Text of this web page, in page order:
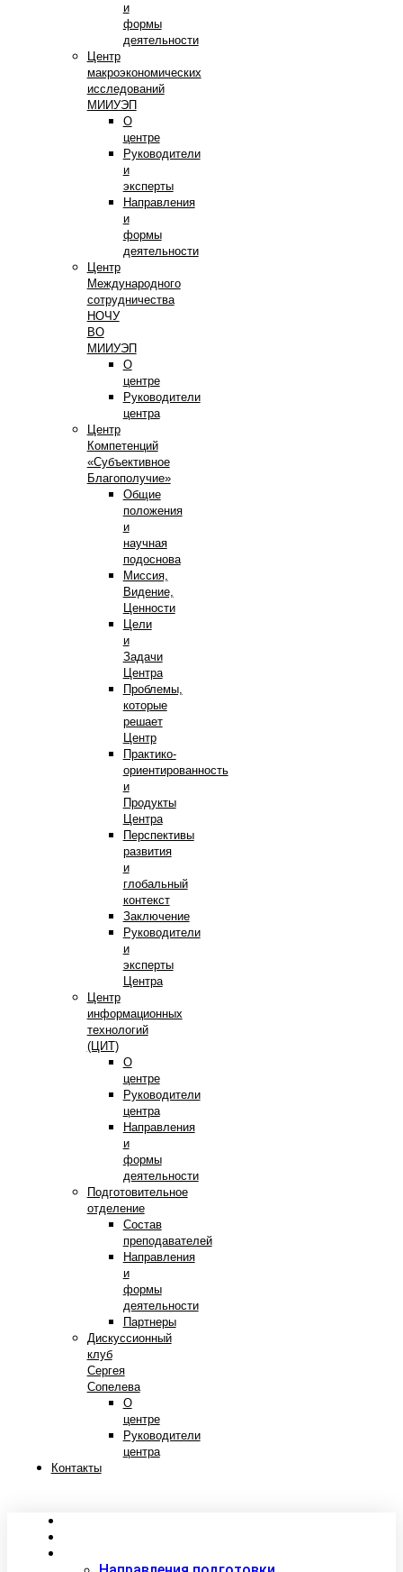
и
формы
деятельности
Центр
макроэкономических
исследований
МИИУЭП
О
центре
Руководители
и
эксперты
Направления
и
формы
деятельности
Центр
Международного
сотрудничества
НОЧУ
ВО
МИИУЭП
О
центре
Руководители
центра
Центр
Компетенций
«Субъективное
Благополучие»
Общие
положения
и
научная
подоснова
Миссия,
Видение,
Ценности
Цели
и
Задачи
Центра
Проблемы,
которые
решает
Центр
Практико-
ориентированность
и
Продукты
Центра
Перспективы
развития
и
глобальный
контекст
Заключение
Руководители
и
эксперты
Центра
Центр
информационных
технологий
(ЦИТ)
О
центре
Руководители
центра
Направления
и
формы
деятельности
Подготовительное
отделение
Состав
преподавателей
Направления
и
формы
деятельности
Партнеры
Дискуссионный
клуб
Сергея
Сопелева
О
центре
Руководители
центра
Контакты